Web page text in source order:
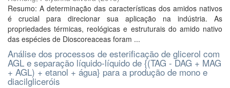
Resumo: A determinação das características dos amidos nativos
é crucial para direcionar sua aplicação na indústria. As
propriedades térmicas, reológicas e estruturais do amido nativo
das espécies de Dioscoreaceas foram ...
Análise dos processos de esterificação de glicerol com
AGL e separação líquido-líquido de {(TAG - DAG + MAG
+ AGL) + etanol + água} para a produção de mono e
diacilgliceróis